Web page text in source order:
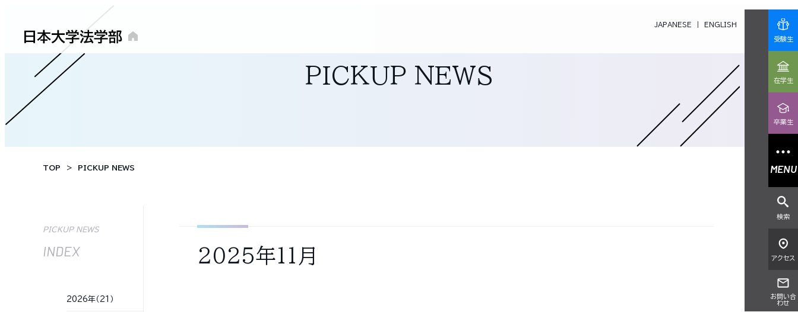
JAPANESE ENGLISH
受験生
在学生
卒業生
MENU
検索
アクセス
お問い合
わせ
PICKUP NEWS
TOP PICKUP NEWS
2025年11月
PICKUP NEWS
INDEX
2026年（21）